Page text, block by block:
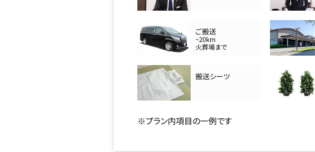
ご搬送
~20km
火葬場まで
搬送シーツ
※プラン内項目の一例です